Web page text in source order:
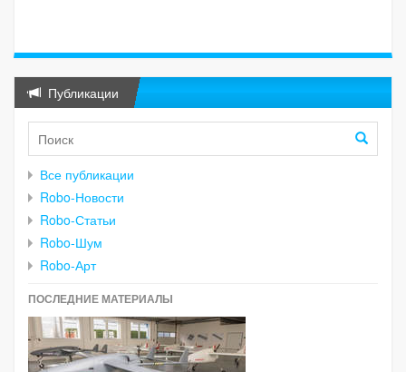
Публикации
Все публикации
Robo-Новости
Robo-Статьи
Robo-Шум
Robo-Арт
ПОСЛЕДНИЕ МАТЕРИАЛЫ